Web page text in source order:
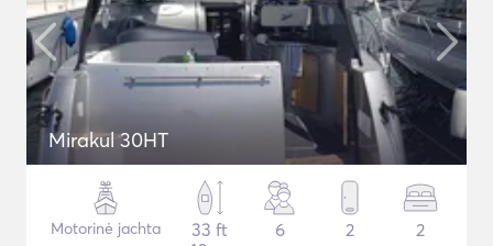
Mirakul 30HT
Motorinė jachta
33 ft
6 2 2